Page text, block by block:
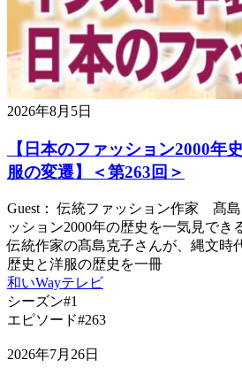
2026年8月5日
【日本のファッション2000
服の変遷】＜第263回＞
Guest： 伝統ファッション作家 髙
ッション2000年の歴史を一気見でき
伝統作家の髙島克子さんが、縄文時
歴史と洋服の歴史を一冊
和いWayテレビ
シーズン#1
エピソード#263
2026年7月26日